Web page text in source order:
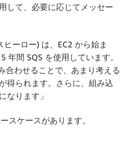
して、必要に応じてメッセー
ヒーロー) は、EC2 から始ま
年間 SQS を使用しています。
合わせることで、あまり考える
得られます。さらに、組み込
なります」
スケースがあります。